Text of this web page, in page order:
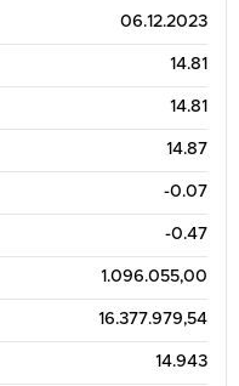
06.12.2023
14.81
14.81
14.87
-0.07
-0.47
1.096.055,00
16.377.979,54
14.943